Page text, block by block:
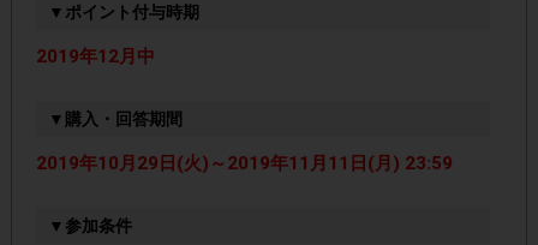
▼ポイント付与時期
2019年12月中
▼購入・回答期間
2019年10月29日(火)～2019年11月11日(月) 23:59
▼参加条件